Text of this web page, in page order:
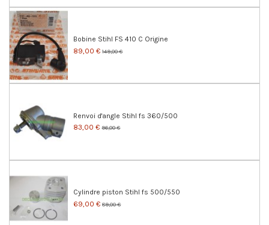
Bobine Stihl FS 410 C Origine
89,00 € 149,00 €
Renvoi d'angle Stihl fs 360/500
83,00 € 96,00 €
Cylindre piston Stihl fs 500/550
69,00 € 89,00 €